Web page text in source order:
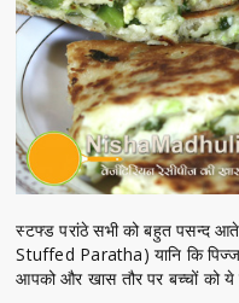
स्टफ्ड परांठे सभी को बहुत पसन्द
Stuffed Paratha) यानि कि
आपको और खास तौर पर बच्चों को ये